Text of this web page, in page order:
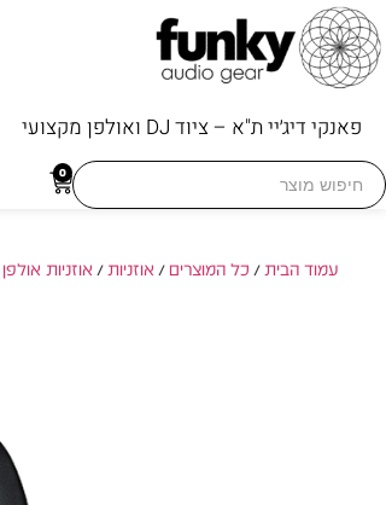
פאנקי דיג׳יי ת"א – ציוד DJ ואולפן מקצועי
Search
for:
0
עמוד הבית/ כל המוצרים / אוזניות/ אוזניות אולפן